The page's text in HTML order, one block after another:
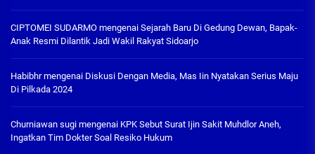
CIPTOMEI SUDARMO mengenai Sejarah Baru Di Gedung Dewan, Bapak-
Anak Resmi Dilantik Jadi Wakil Rakyat Sidoarjo
Habibhrmengenai Diskusi Dengan Media, Mas Iin Nyatakan Serius Maju
Di Pilkada 2024
Churniawan sugi mengenai KPK Sebut Surat Ijin Sakit Muhdlor Aneh,
Ingatkan Tim Dokter Soal Resiko Hukum